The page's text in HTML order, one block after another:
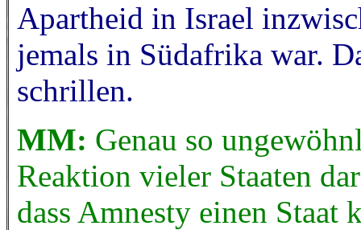
Apartheid in Israel
jemals in Südafrika war.
schrillen.
MM: Genau so
Reaktion vieler Staaten
dass Amnesty einen